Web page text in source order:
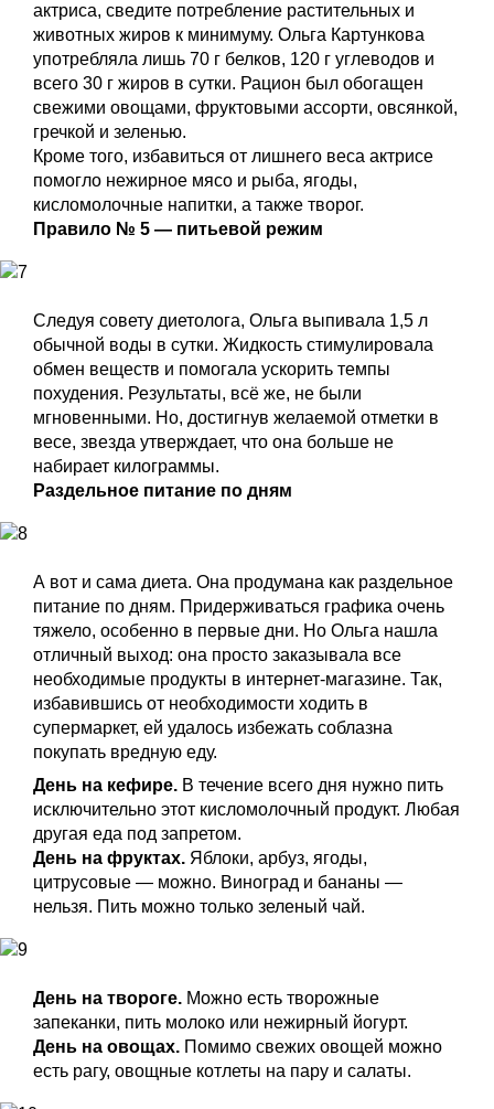
актриса, сведите потребление растительных и
животных жиров к минимуму. Ольга Картункова
употребляла лишь 70 г белков, 120 г углеводов и
всего 30 г жиров в сутки. Рацион был обогащен
свежими овощами, фруктовыми ассорти, овсянкой,
гречкой и зеленью.
Кроме того, избавиться от лишнего веса актрисе
помогло нежирное мясо и рыба, ягоды,
кисломолочные напитки, а также творог.
Правило № 5 — питьевой режим
Следуя совету диетолога, Ольга выпивала 1,5 л
обычной воды в сутки. Жидкость стимулировала
обмен веществ и помогала ускорить темпы
похудения. Результаты, всё же, не были
мгновенными. Но, достигнув желаемой отметки в
весе, звезда утверждает, что она больше не
набирает килограммы.
Раздельное питание по дням
А вот и сама диета. Она продумана как раздельное
питание по дням. Придерживаться графика очень
тяжело, особенно в первые дни. Но Ольга нашла
отличный выход: она просто заказывала все
необходимые продукты в интернет-магазине. Так,
избавившись от необходимости ходить в
супермаркет, ей удалось избежать соблазна
покупать вредную еду.
День на кефире. В течение всего дня нужно пить
исключительно этот кисломолочный продукт. Любая
другая еда под запретом.
День на фруктах. Яблоки, арбуз, ягоды,
цитрусовые — можно. Виноград и бананы —
нельзя. Пить можно только зеленый чай.
День на твороге. Можно есть творожные
запеканки, пить молоко или нежирный йогурт.
День на овощах. Помимо свежих овощей можно
есть рагу, овощные котлеты на пару и салаты.